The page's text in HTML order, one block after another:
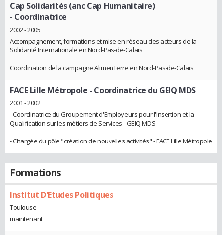
Cap Solidarités (anc Cap Humanitaire)
- Coordinatrice
2002 - 2005
Accompagnement, formations et mise en réseau des acteurs de la
Solidarité Internationale en Nord-Pas-de-Calais
Coordination de la campagne AlimenTerre en Nord-Pas-de-Calais
FACE Lille Métropole - Coordinatrice du GEIQ MDS
2001 - 2002
- Coordinatrice du Groupement d'Employeurs pour l'Insertion et la
Qualification sur les métiers de Services - GEIQ MDS
- Chargée du pôle "création de nouvelles activités" - FACE Lille Métropole
Formations
Institut D'Etudes Politiques
Toulouse
maintenant